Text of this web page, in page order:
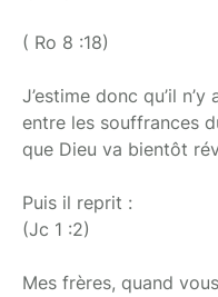
( Ro 8 :18)
J’estime donc qu’il
entre les souffrances
que Dieu va bientôt
Puis il reprit :
(Jc 1 :2)
Mes frères, quand